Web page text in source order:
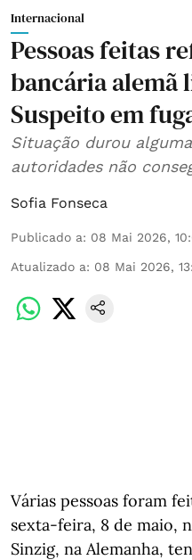
Internacional
Pessoas feitas
bancária alemã
Suspeito em
Situação durou
autoridades não
Sofia Fonseca
Publicado a: 08 Mai 2026,
Atualizado a: 08 Mai 2026,
Várias pessoas foram
sexta-feira, 8 de maio,
Sinzig, na Alemanha,